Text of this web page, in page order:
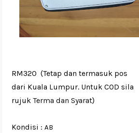
RM320 (Tetap dan termasuk pos
dari Kuala Lumpur. Untuk COD sila
rujuk Terma dan Syarat)
Kondisi : AB